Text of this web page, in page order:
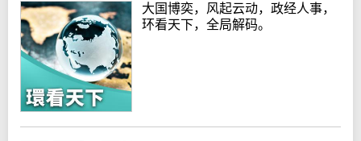
大国博奕，风起云动，政经人事，
环看天下，全局解码。